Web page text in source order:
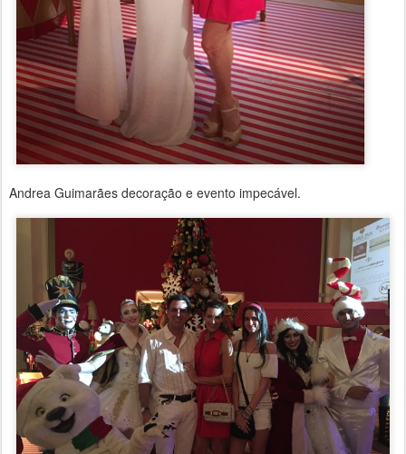
Andrea Guimarães decoração e evento impecável.